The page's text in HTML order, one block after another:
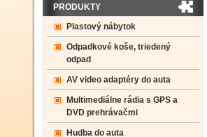
PRODUKTY
Plastový nábytok
Odpadkové koše, triedený
odpad
AV video adaptéry do auta
Multimediálne rádia s GPS a
DVD prehrávačmi
Hudba do auta